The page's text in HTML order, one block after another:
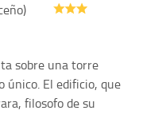
sobre una torre
único. El edificio, que
filosofo de su